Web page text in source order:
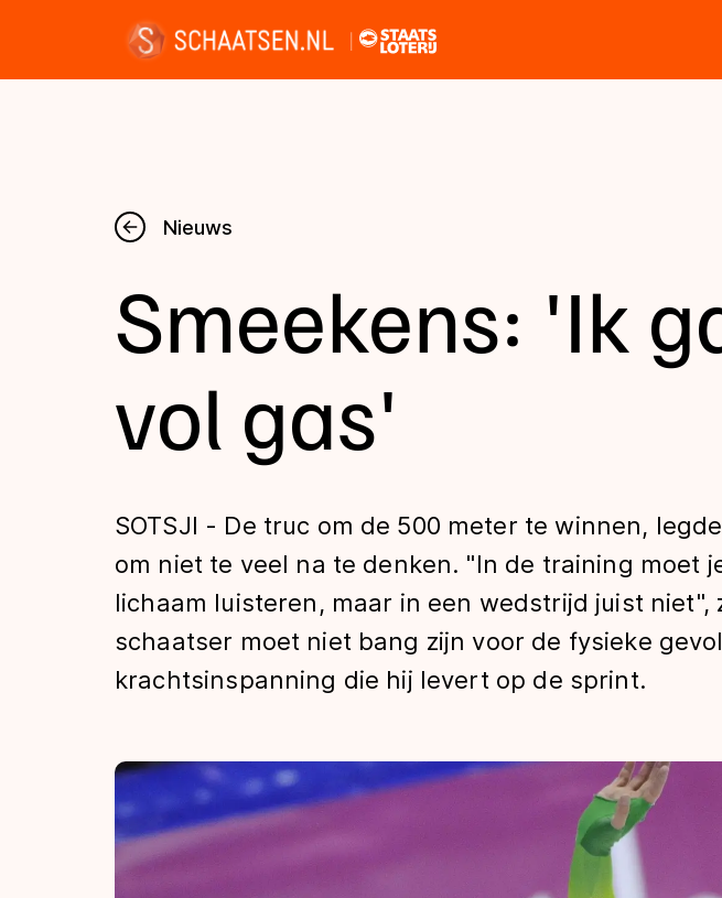
Nieuws
Kalender
Disciplines
Uitslagen
Tijden & historie
De weg op
Schaatsfans
Olympische Spelen
Nieuws
Smeekens: 'Ik
vol gas'
SOTSJI - De truc om de 500 meter te winnen,
om niet te veel na te denken. "In de training moet
lichaam luisteren, maar in een wedstrijd juist niet",
schaatser moet niet bang zijn voor de fysieke
krachtsinspanning die hij levert op de sprint.